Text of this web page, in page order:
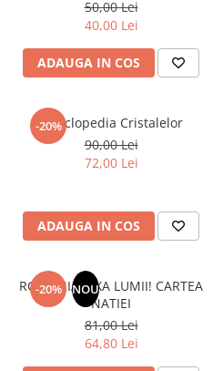
50,00 Lei
40,00 Lei
ADAUGA IN COS
-20%
Enciclopedia Cristalelor
90,00 Lei
72,00 Lei
ADAUGA IN COS
-20% NOU
ROMANIA, AXA LUMII! CARTEA
NATIEI
81,00 Lei
64,80 Lei